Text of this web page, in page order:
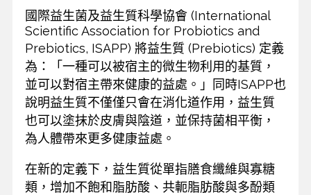
國際益生菌及益生質科學協會 (International
Scientific Association for Probiotics and
Prebiotics, ISAPP) 將益生質 (Prebiotics) 定義
為：「一種可以被宿主的微生物利用的基質，
並可以對宿主帶來健康的益處。」同時ISAPP也
說明益生質不僅僅只會在消化道作用，益生質
也可以塗抹於皮膚與陰道，並保持菌相平衡，
為人體帶來更多健康益處。
在新的定義下，益生質從單指膳食纖維與寡糖
類，增加不飽和脂肪酸、共軛脂肪酸與多酚類